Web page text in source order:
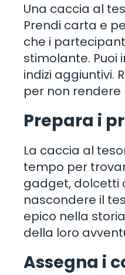
Una caccia al
Prendi carta e
che i
stimolante.
indizi aggiuntivi.
per non
Prepara i
La caccia al
tempo per
gadget, dolcetti
nascondere il
epico nella
della loro
Assegna i